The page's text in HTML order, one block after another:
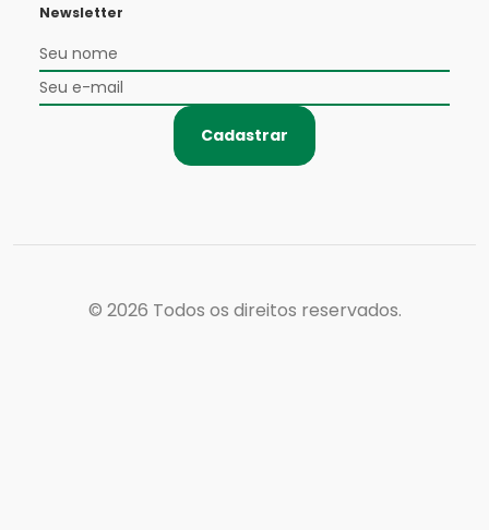
Newsletter
Cadastrar
© 2026 Todos os direitos reservados.